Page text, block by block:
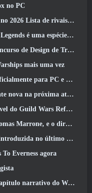
no PC
e qual a probabilidade de eles acontecerem
de demônio da velocidade
de Troféu ÜBERFEST
mais uma vez
para PC e consoles
atualização do Dread Blade
Guild Wars Reforged
Mosiondz, discutem os jogos e o futuro do Cryptic
no último ato de Valorant
Everness agora
com novos curtas de anime